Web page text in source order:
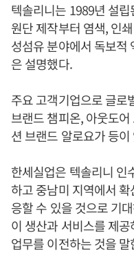
텍솔리니는 1989년 설
원단 제작부터 염색, 인
성섬유 분야에서 독보적
은 설명했다.
주요 고객기업으로 글로
브랜드 챔피온, 아웃도
션 브랜드 알로요가 등이
한세실업은 텍솔리니 인
하고 중남미 지역에서
응할 수 있을 것으로 기
이 생산과 서비스를 제
업무를 이전하는 것을 말